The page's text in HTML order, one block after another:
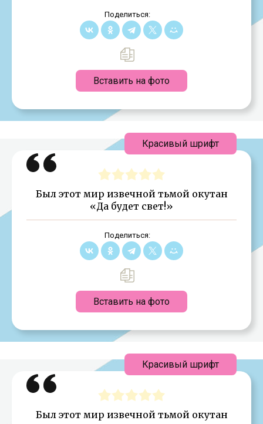
Поделиться:
Вставить на фото
Был этот мир извечной тьмой окутан
«Да будет свет!»
Поделиться:
Вставить на фото
Красивый шрифт
Был этот мир извечной тьмой окутан
Красивый шрифт